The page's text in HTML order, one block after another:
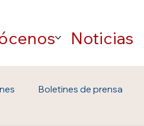
Noticias
Boletines de prensa